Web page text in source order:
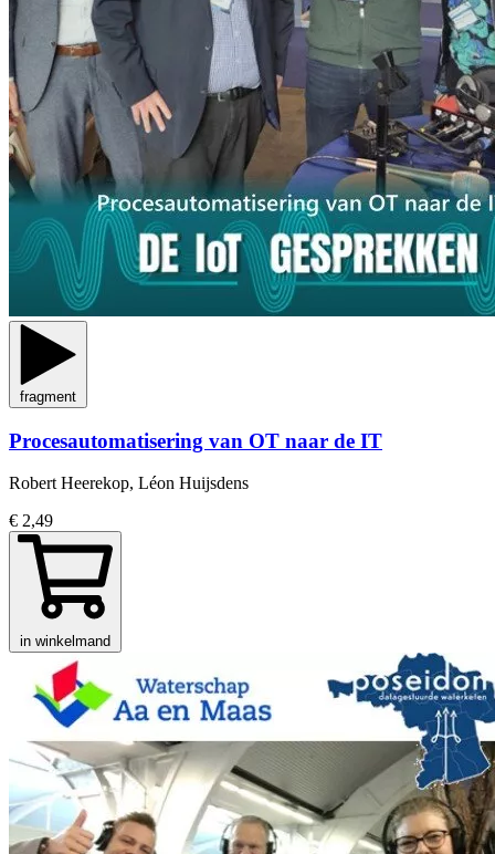
fragment
Procesautomatisering van OT naar de IT
Robert Heerekop, Léon Huijsdens
€ 2,49
in winkelmand